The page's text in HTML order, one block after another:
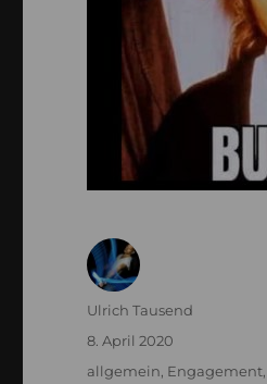
Autor
Ulrich Tausend
Veröffentlicht
am
8. April 2020
Kategorien
allgemein Engagement